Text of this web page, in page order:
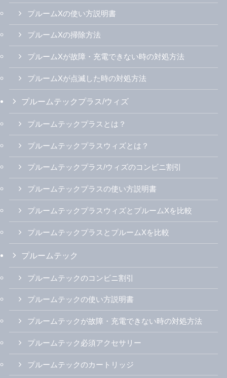
プルームXの使い方説明書
プルームXの掃除方法
プルームXが故障・充電できない時の対処方法
プルームXが点滅した時の対処方法
プルームテックプラス/ウィズ
プルームテックプラスとは？
プルームテックプラスウィズとは？
プルームテックプラス/ウィズのコンビニ割引
プルームテックプラスの使い方説明書
プルームテックプラスウィズとプルームXを比較
プルームテックプラスとプルームXを比較
プルームテック
プルームテックのコンビニ割引
プルームテックの使い方説明書
プルームテックが故障・充電できない時の対処方法
プルームテック必須アクセサリー
プルームテックのカートリッジ